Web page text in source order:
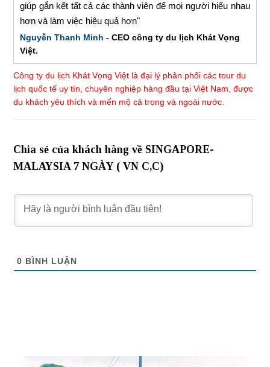
giúp gắn kết tất cả các thành viên để mọi người hiểu nhau
hơn và làm việc hiệu quả hơn"
Nguyễn Thanh Minh - CEO công ty du lịch Khát Vọng
Việt.
Công ty du lịch Khát Vọng Việt là đại lý phân phối các tour du
lịch quốc tế uy tín, chuyên nghiệp hàng đầu tại Việt Nam, được
du khách yêu thích và mến mộ cả trong và ngoài nước.
Chia sẻ của khách hàng về SINGAPORE-
MALAYSIA 7 NGÀY ( VN C,C)
0 BÌNH LUẬN